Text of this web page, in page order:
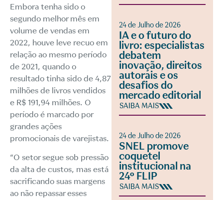
Embora tenha sido o
segundo melhor mês em
volume de vendas em
2022, houve leve recuo em
relação ao mesmo período
de 2021, quando o
resultado tinha sido de 4,87
milhões de livros vendidos
e R$ 191,94 milhões. O
período é marcado por
grandes ações
promocionais de varejistas.
“O setor segue sob pressão
da alta de custos, mas está
sacrificando suas margens
ao não repassar esses
24 de Julho de 2026
IA e o futuro do
livro: especialistas
debatem
inovação, direitos
autorais e os
desafios do
mercado editorial
SAIBA MAIS
24 de Julho de 2026
SNEL promove
coquetel
institucional na
24º FLIP
SAIBA MAIS